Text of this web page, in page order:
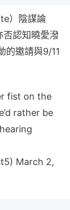
）陰謀論
否認知曉愛潑
的邀請與9/11
fist on the
rather be
March 2,